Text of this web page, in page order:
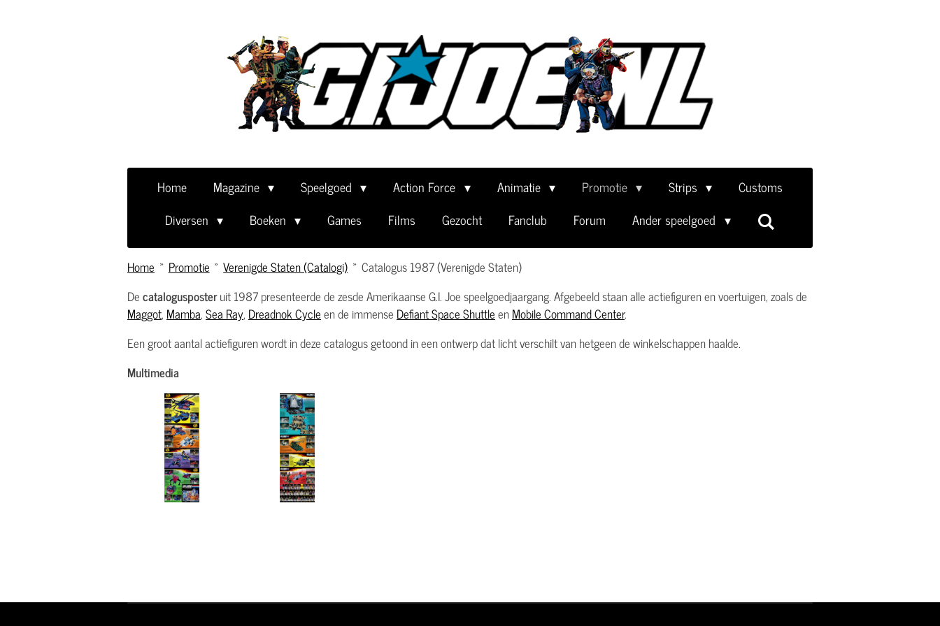
Home Magazine Speelgoed Action Force Animatie Promotie Strips
Customs
Diversen
Boeken Games Films Gezocht Fanclub Forum Ander speelgoed
Home » Promotie » Verenigde Staten (Catalogi) » Catalogus 1987 (Verenigde Staten)
Decatalogusposteruit 1987 presenteerde de zesde Amerikaanse G.I. Joe speelgoedjaargang. Afgebeeld staan alle actiefiguren en voertuigen, zoals de
Maggot, Mamba,Sea Ray, Dreadnok Cycleen de immense Defiant Space ShuttleenMobile Command Center.
Een groot aantal actiefiguren wordt in deze catalogus getoond in een ontwerp dat licht verschilt van hetgeen de winkelschappen haalde.
Multimedia